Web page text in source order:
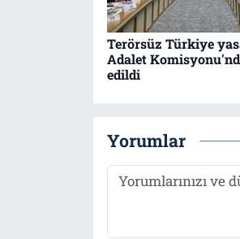
Terörsüz Türkiye
Adalet
edildi
Yorumlar